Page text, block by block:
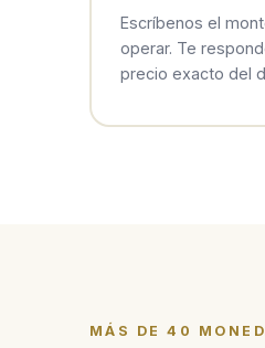
Escríbenos el
operar. Te
precio exacto del
MÁS DE 40